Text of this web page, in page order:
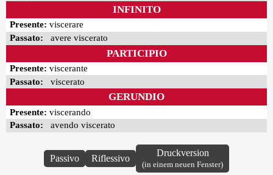
INFINITO
Presente: viscerare
Passato: avere viscerato
PARTICIPIO
Presente: viscerante
Passato: viscerato
GERUNDIO
Presente: viscerando
Passato: avendo viscerato
Passivo Riflessivo
Druckversion
(in einem neuen Fenster)